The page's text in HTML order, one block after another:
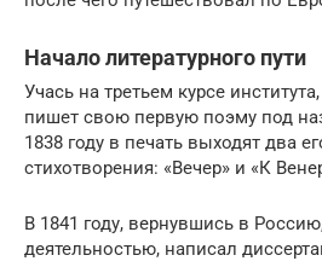
Начало литературного пути
Учась на третьем курсе
пишет свою первую поэму под
1838 году в печать выходят два
стихотворения: «Вечер» и «К
В 1841 году, вернувшись в
деятельностью, написал